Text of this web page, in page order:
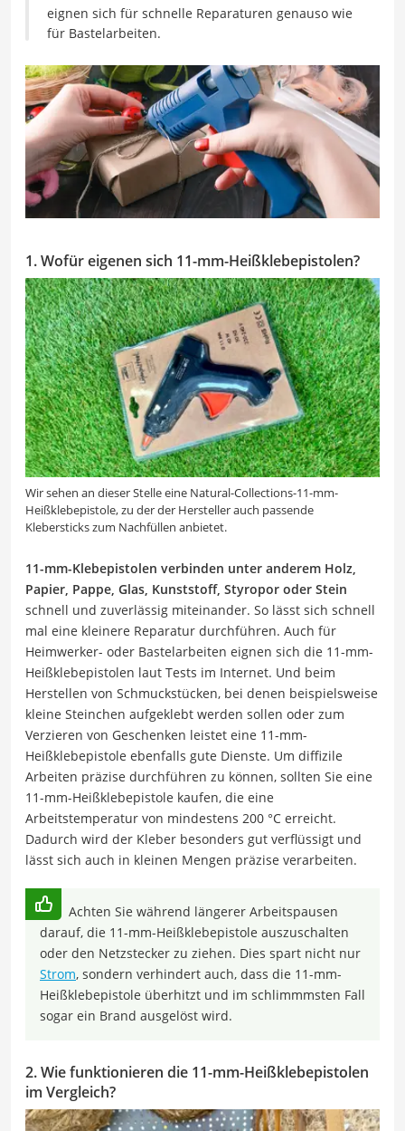
eignen sich für schnelle Reparaturen genauso wie
für Bastelarbeiten.
1. Wofür eigenen sich 11-mm-Heißklebepistolen?
Wir sehen an dieser Stelle eine Natural-Collections-11-mm-
Heißklebepistole, zu der der Hersteller auch passende
Klebersticks zum Nachfüllen anbietet.
11-mm-Klebepistolen verbinden unter anderem Holz,
Papier, Pappe, Glas, Kunststoff, Styropor oder Stein
schnell und zuverlässig miteinander. So lässt sich schnell
mal eine kleinere Reparatur durchführen. Auch für
Heimwerker- oder Bastelarbeiten eignen sich die 11-mm-
Heißklebepistolen laut Tests im Internet. Und beim
Herstellen von Schmuckstücken, bei denen beispielsweise
kleine Steinchen aufgeklebt werden sollen oder zum
Verzieren von Geschenken leistet eine 11-mm-
Heißklebepistole ebenfalls gute Dienste. Um diffizile
Arbeiten präzise durchführen zu können, sollten Sie eine
11-mm-Heißklebepistole kaufen, die eine
Arbeitstemperatur von mindestens 200 °C erreicht.
Dadurch wird der Kleber besonders gut verflüssigt und
lässt sich auch in kleinen Mengen präzise verarbeiten.
Achten Sie während längerer Arbeitspausen
darauf, die 11-mm-Heißklebepistole auszuschalten
oder den Netzstecker zu ziehen. Dies spart nicht nur
Strom, sondern verhindert auch, dass die 11-mm-
Heißklebepistole überhitzt und im schlimmmsten Fall
sogar ein Brand ausgelöst wird.
2. Wie funktionieren die 11-mm-Heißklebepistolen
im Vergleich?